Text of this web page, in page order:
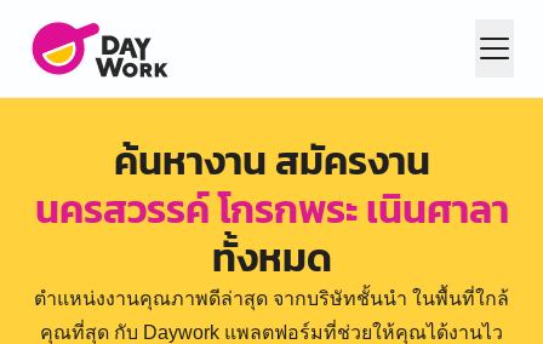
ค้นหางาน สมัครงาน
นครสวรรค์ โกรกพระ เนินศาลา
ทั้งหมด
ตำแหน่งงานคุณภาพดีล่าสุด จากบริษัทชั้นนำ ในพื้นที่ใกล้
คุณที่สุด กับ Daywork แพลตฟอร์มที่ช่วยให้คุณได้งานไว